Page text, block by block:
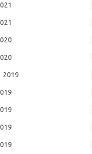
2019